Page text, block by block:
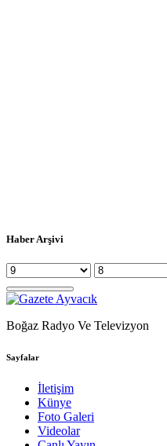
Haber Arşivi
Boğaz Radyo Ve Televizyon
Sayfalar
İletişim
Künye
Foto Galeri
Videolar